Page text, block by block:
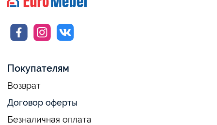
Покупателям
Возврат
Договор оферты
Безналичная оплата